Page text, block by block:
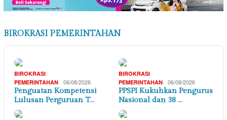
BIROKRASI PEMERINTAHAN
BIROKRASI
PEMERINTAHAN
06/08/2026
Penguatan Kompetensi
Lulusan Perguruan T…
BIROKRASI
PEMERINTAHAN
06/08/2026
PPSPI Kukuhkan Pengurus
Nasional dan 38 …